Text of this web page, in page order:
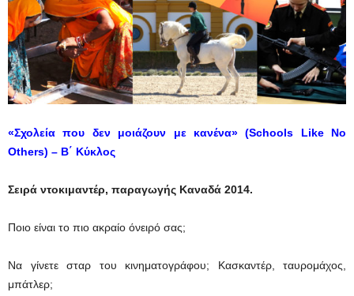
«Σχολεία που δεν μοιάζουν με κανένα» (Schools Like No
Others) – Β΄ Κύκλος
Σειρά ντοκιμαντέρ, παραγωγής Καναδά 2014.
Ποιο είναι το πιο ακραίο όνειρό σας;
Να γίνετε σταρ του κινηματογράφου; Κασκαντέρ, ταυρομάχος,
μπάτλερ;